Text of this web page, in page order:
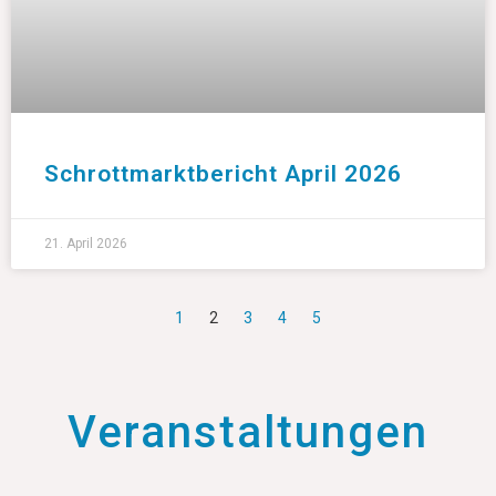
Schrottmarktbericht April 2026
21. April 2026
1 2 3 4 5
Veranstaltungen